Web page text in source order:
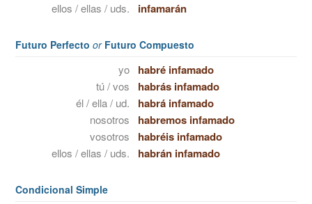
ellos / ellas / uds. infamarán
Futuro Perfecto orFuturo Compuesto
yo habré infamado
tú / vos habrás infamado
él / ella / ud. habrá infamado
nosotros habremos infamado
vosotros habréis infamado
ellos / ellas / uds. habrán infamado
Condicional Simple